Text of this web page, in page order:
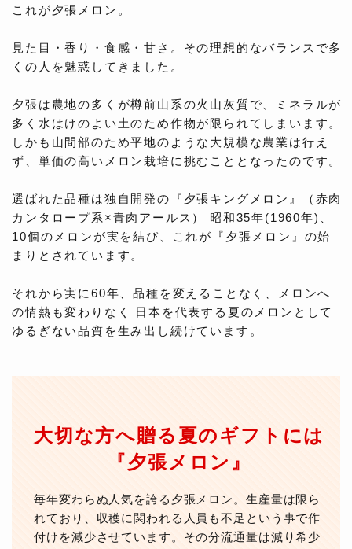
これが夕張メロン。
見た目・香り・食感・甘さ。その理想的なバランスで多
くの人を魅惑してきました。
夕張は農地の多くが樽前山系の火山灰質で、ミネラルが
多く水はけのよい土のため作物が限られてしまいます。
しかも山間部のため平地のような大規模な農業は行え
ず、単価の高いメロン栽培に挑むこととなったのです。
選ばれた品種は独自開発の『夕張キングメロン』（赤肉
カンタロープ系×青肉アールス） 昭和35年(1960年)、
10個のメロンが実を結び、これが『夕張メロン』の始
まりとされています。
それから実に60年、品種を変えることなく、メロンへ
の情熱も変わりなく 日本を代表する夏のメロンとして
ゆるぎない品質を生み出し続けています。
大切な方へ贈る夏のギフトには
『夕張メロン』
毎年変わらぬ人気を誇る夕張メロン。生産量は限ら
れており、収穫に関われる人員も不足という事で作
付けを減少させています。その分流通量は減り希少